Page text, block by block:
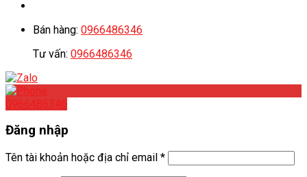
Bán hàng: 0966486346
Tư vấn: 0966486346
0966486346
Đăng nhập
Tên tài khoản hoặc địa chỉ email *